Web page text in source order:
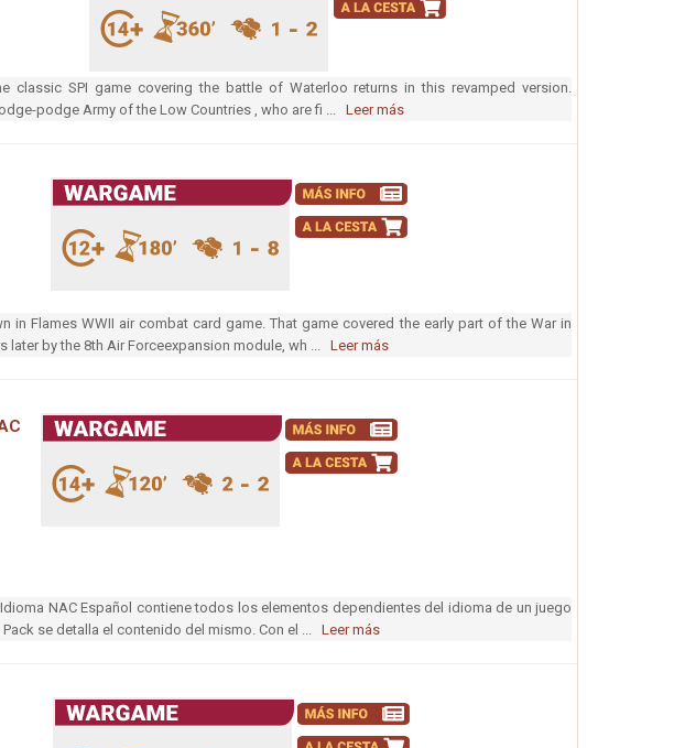
classic SPI game covering the battle of Waterloo returns in this revamped version.
podge Army of the Low Countries , who are fi ... Leer más
in Flames WWII air combat card game. That game covered the early part of the War in
later by the 8th Air Forceexpansion module, wh ... Leer más
NAC Español contiene todos los elementos dependientes del idioma de un juego
se detalla el contenido del mismo. Con el ... Leer más